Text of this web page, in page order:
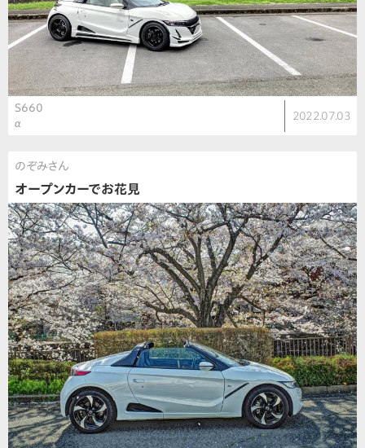
S660
α
2022.07.03
のぞみさん
オープンカーでお花見